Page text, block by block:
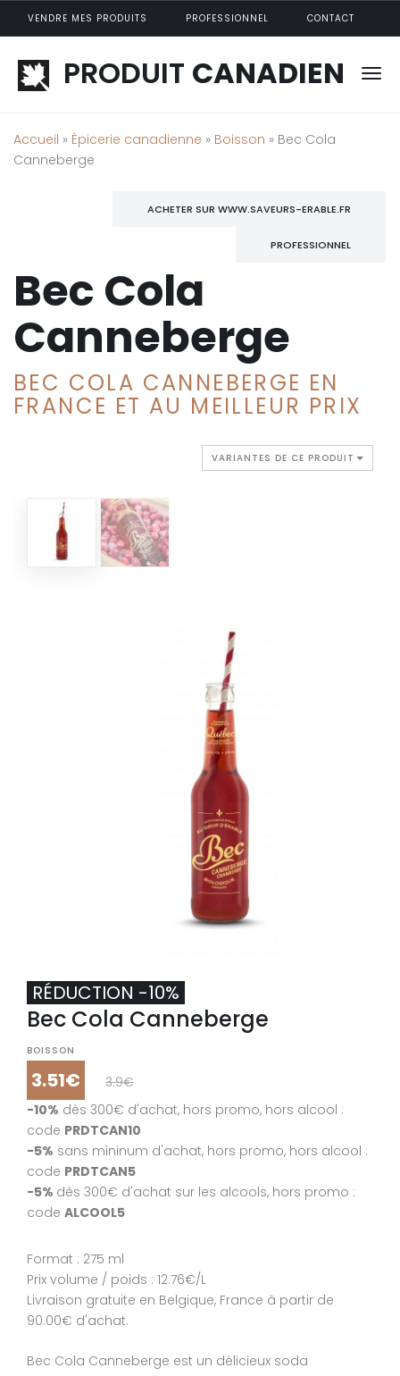
Aller au contenu principal
VENDRE MES PRODUITS PROFESSIONNEL CONTACT
PRODUIT CANADIEN
Accueil » Épicerie canadienne » Boisson » Bec Cola
Canneberge
ACHETER SUR WWW.SAVEURS-ERABLE.FR
PROFESSIONNEL
Bec Cola
Canneberge
BEC COLA CANNEBERGE EN
FRANCE ET AU MEILLEUR PRIX
VARIANTES DE CE PRODUIT
Bec Cola Canneberge
BOISSON
3.51€
3.9€
-10% dès 300€ d'achat, hors promo, hors alcool :
code PRDTCAN10
-5% sans mininum d'achat, hors promo, hors alcool :
code PRDTCAN5
-5% dès 300€ d'achat sur les alcools, hors promo :
code ALCOOL5
RÉDUCTION -10%
Format : 275 ml
Prix volume / poids : 12.76€/L
Livraison gratuite en Belgique, France à partir de
90.00€ d'achat.
Bec Cola Canneberge est un délicieux soda
Bec Cola Canneberge
BOISSON
3.70€ 3.89€ -5%codePRDTAM5
RÉDUCTION -5%
Format : 275 ml
Prix volume / poids : 13.45€/L
fabriqué au Québec.
Ce produit est en rupture de stock mais va bientôt
nouveau disponible.
M'informer lorsque ce produit
Bec Cola Canneberge x4
BOISSON
9.60€ 12€
14€
-20%dès 100€ d'achat : codeJPQ20
-10%sans mininum d'achat : code
RÉDUCTION -31%
Format : 1100 ml
Livraison gratuite en France à partir de 95.00€ d'achat.
Bec Cola Canneberge est un délicieux soda biologique
fabriqué au Québec. Un goût québécois authentique,
des fins gourmets! De plus, cette boisson, composée de